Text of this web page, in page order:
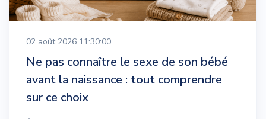
02 août 2026 11:30:00
Ne pas connaître le sexe de son bébé
avant la naissance : tout comprendre
sur ce choix